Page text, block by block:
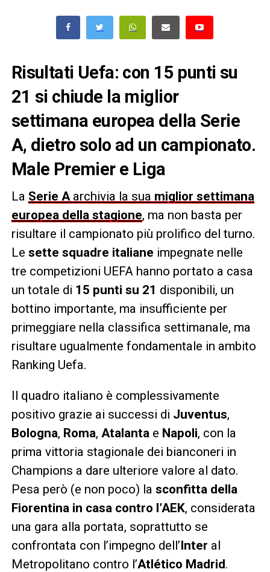
Risultati Uefa: con 15 punti su
21 si chiude la miglior
settimana europea della Serie
A, dietro solo ad un campionato.
Male Premier e Liga
La Serie Aarchivia la sua miglior settimana
europea della stagione, ma non basta per
risultare il campionato più prolifico del turno.
Le sette squadre italiane impegnate nelle
tre competizioni UEFA hanno portato a casa
un totale di 15 punti su 21 disponibili, un
bottino importante, ma insufficiente per
primeggiare nella classifica settimanale, ma
risultare ugualmente fondamentale in ambito
Ranking Uefa.
Il quadro italiano è complessivamente
positivo grazie ai successi di Juventus,
Bologna, Roma, Atalanta e Napoli, con la
prima vittoria stagionale dei bianconeri in
Champions a dare ulteriore valore al dato.
Pesa però (e non poco) la sconfitta della
Fiorentina in casa contro l’AEK, considerata
una gara alla portata, soprattutto se
confrontata con l’impegno dell’Inter al
Metropolitano contro l’Atlético Madrid.